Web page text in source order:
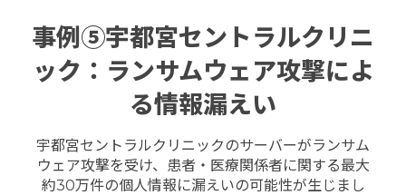
事例⑤宇都宮セントラルクリニ
ック：ランサムウェア攻撃によ
る情報漏えい
宇都宮セントラルクリニックのサーバーがランサム
ウェア攻撃を受け、患者・医療関係者に関する最大
約30万件の個人情報に漏えいの可能性が生じまし